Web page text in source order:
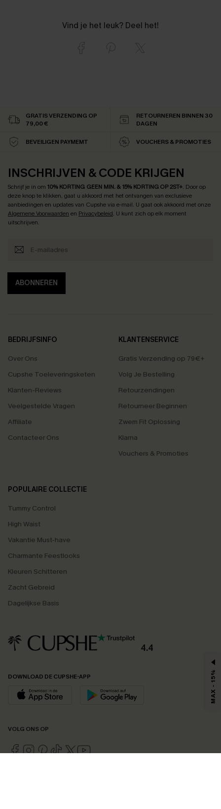
Vind je het leuk? Deel het!
GRATIS VERZENDING OP
79,00 €
RETOURNEREN BINNEN 30
DAGEN
BEVEILIGEN PAYMEMT VOUCHERS & PROMOTIES
INSCHRIJVEN & CODE KRIJGEN
Schrijf je in om 10% KORTING GEEN MIN. & 15% KORTING OP 2ST+. Door op
deze knop te klikken, gaat u akkoord met het ontvangen van exclusieve
aanbiedingen en updates van Cupshe via e-mail. U gaat ook akkoord met onze
Algemene Voorwaarden en Privacybeleid. U kunt zich op elk moment
uitschrijven.
ABONNEREN
BEDRIJFSINFO
Over Ons
Cupshe Toeleveringsketen
Klanten-Reviews
Veelgestelde Vragen
Affiliate
Contacteer Ons
KLANTENSERVICE
Gratis Verzending op 79€+
Volg Je Bestelling
Retourzendingen
Retourneer Beginnen
Zwem Fit Oplossing
Klarna
Vouchers & Promoties
POPULAIRE COLLECTIE
Tummy Control
High Waist
Vakantie Must-have
Charmante Feestlooks
Kleuren Schitteren
Zacht Gebreid
Dagelijkse Basis
4.4
DOWNLOAD DE CUPSHE-APP
VOLG ONS OP
MAX - 15%